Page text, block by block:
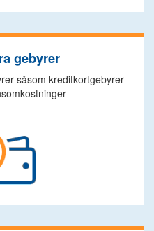
gebyrer
såsom kreditkortgebyrer